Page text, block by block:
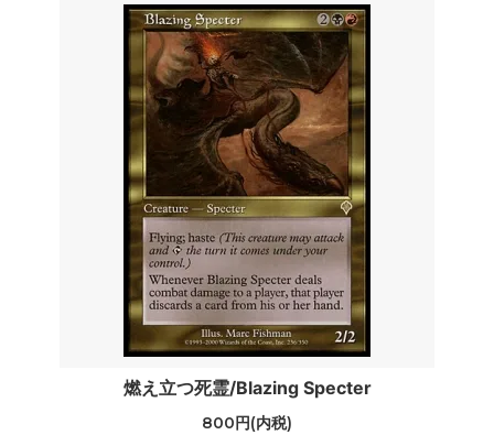
燃え立つ死霊/Blazing Specter
800円(内税)